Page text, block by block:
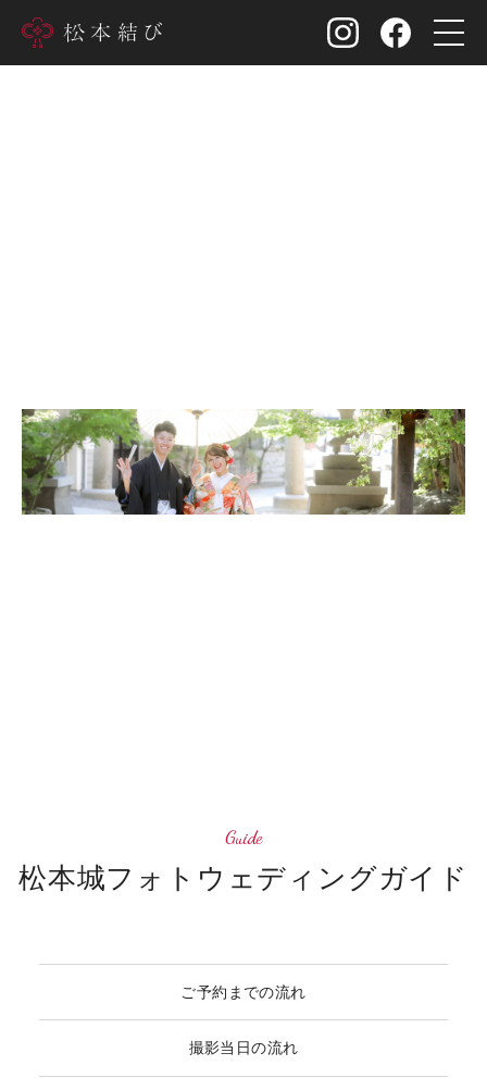
四柱神社神前結婚式
松本城フォトウェディング
松本城フォトギャラリー
松本結びブログ
Guide
松本城フ ォ ト ウ ェデ ィ ン グガイ ド
ご予約までの流れ
撮影当日の流れ